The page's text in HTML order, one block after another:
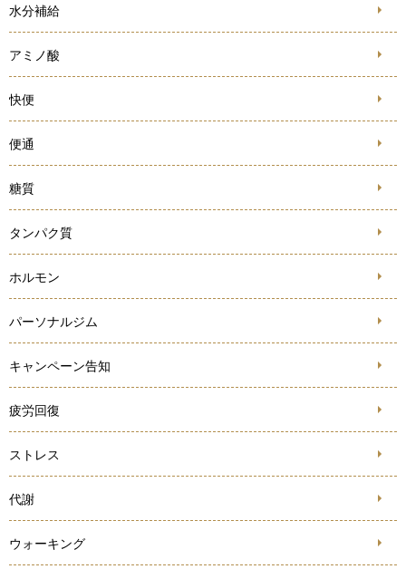
水分補給
アミノ酸
快便
便通
糖質
タンパク質
ホルモン
パーソナルジム
キャンペーン告知
疲労回復
ストレス
代謝
ウォーキング